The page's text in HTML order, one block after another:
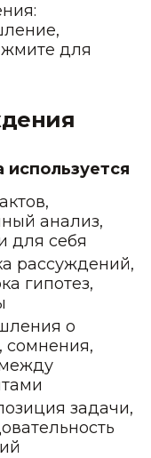
для
используется
анализ,
для себя
рассуждений,
гипотез,
о
сомнения,
задачи,